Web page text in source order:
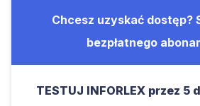
Chcesz uzyskać dostęp?
bezpłatnego
TESTUJ INFORLEX przez 5